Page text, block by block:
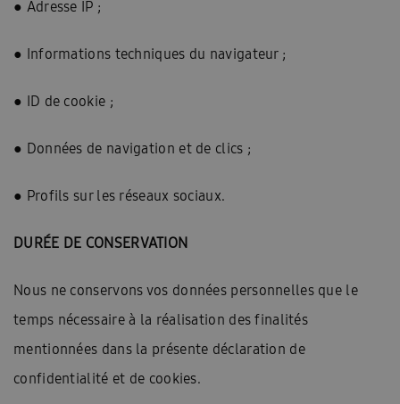
● Adresse IP ;
● Informations techniques du navigateur ;
● ID de cookie ;
● Données de navigation et de clics ;
● Profils sur les réseaux sociaux.
DURÉE DE CONSERVATION
Nous ne conservons vos données personnelles que le
temps nécessaire à la réalisation des finalités
mentionnées dans la présente déclaration de
confidentialité et de cookies.